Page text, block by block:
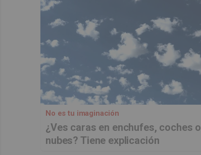
No es tu imaginación
¿Ves caras en enchufes, coches o
nubes? Tiene explicación